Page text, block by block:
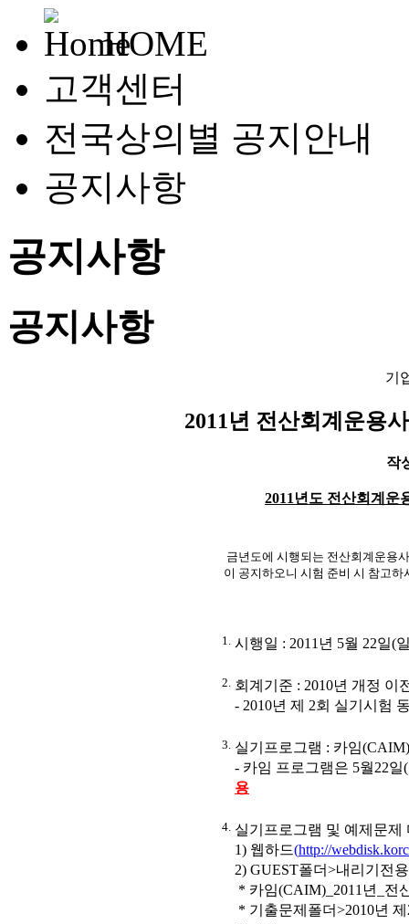
HOME
고객센터
전국상의별 공지안내
공지사항
공지사항
공지사항
기
2011년 전산회계운용
작
2011년도 전산회계운
금년도에 시행되는 전산회계운용
이 공지하오니 시험 준비 시 참고하
1. 시행일 : 2011년 5월 22일(
2. 회계기준 : 2010년 개정 이
- 2010년 제 2회 실기시험
3. 실기프로그램 : 카임
- 카임 프로그램은 5월22
용
4. 실기프로그램 및 예제문제
1) 웹하드(http://
2) GUEST폴더>내리기전
* 카임(CAIM)_2011년_전
* 기출문제폴더>2010년